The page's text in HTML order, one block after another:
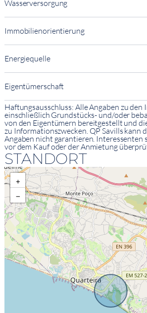
Wasserversorgung
Immobilienorientierung
Energiequelle
Eigentümerschaft
Haftungsausschluss: Alle Angaben zu den
einschließlich Grundstücks- und/oder
von den Eigentümern bereitgestellt und
zu Informationszwecken. QP Savills kann
Angaben nicht garantieren. Interessenten
vor dem Kauf oder der Anmietung
STANDORT
+
−